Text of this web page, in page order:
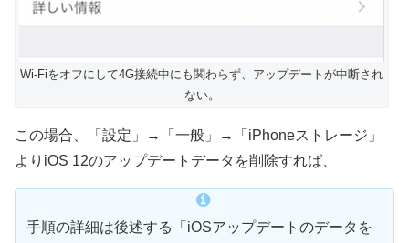
Wi-Fiをオフにして4G接続中にも関わらず、アップデートが中断され
ない。
この場合、「設定」→「一般」→「iPhoneストレージ」
よりiOS 12のアップデートデータを削除すれば、
手順の詳細は後述する「iOSアップデートのデータを